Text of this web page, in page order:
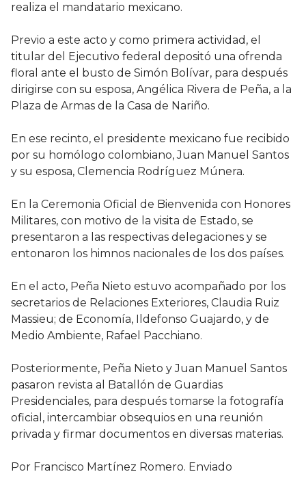
realiza el mandatario mexicano.
Previo a este acto y como primera actividad, el
titular del Ejecutivo federal depositó una ofrenda
floral ante el busto de Simón Bolívar, para después
dirigirse con su esposa, Angélica Rivera de Peña, a la
Plaza de Armas de la Casa de Nariño.
En ese recinto, el presidente mexicano fue recibido
por su homólogo colombiano, Juan Manuel Santos
y su esposa, Clemencia Rodríguez Múnera.
En la Ceremonia Oficial de Bienvenida con Honores
Militares, con motivo de la visita de Estado, se
presentaron a las respectivas delegaciones y se
entonaron los himnos nacionales de los dos países.
En el acto, Peña Nieto estuvo acompañado por los
secretarios de Relaciones Exteriores, Claudia Ruiz
Massieu; de Economía, Ildefonso Guajardo, y de
Medio Ambiente, Rafael Pacchiano.
Posteriormente, Peña Nieto y Juan Manuel Santos
pasaron revista al Batallón de Guardias
Presidenciales, para después tomarse la fotografía
oficial, intercambiar obsequios en una reunión
privada y firmar documentos en diversas materias.
Por Francisco Martínez Romero. Enviado